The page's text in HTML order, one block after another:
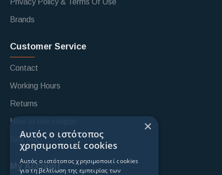
Brands
Customer Service
Contact
Working Hours
Returns
How to use coupon
Site Map
My Account
×
Αυτός ο ιστότοπος
χρησιμοποιεί cookies
Αυτός ο ιστότοπος χρησιμοποιεί cookies
για τη βελτίωση της εμπειρίας των